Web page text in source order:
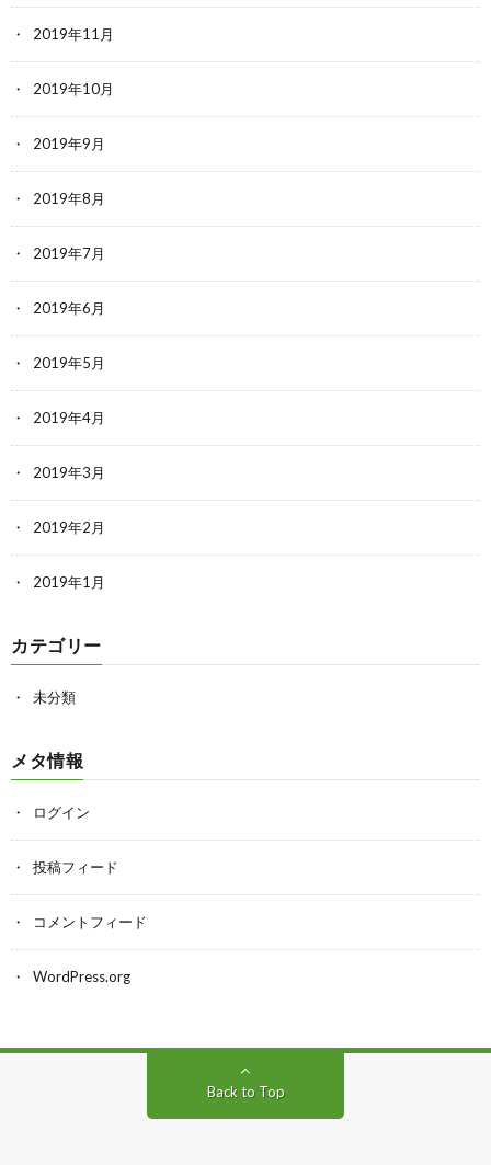
2019年11月
2019年10月
2019年9月
2019年8月
2019年7月
2019年6月
2019年5月
2019年4月
2019年3月
2019年2月
2019年1月
カテゴリー
未分類
メタ情報
ログイン
投稿フィード
コメントフィード
WordPress.org
Back to Top